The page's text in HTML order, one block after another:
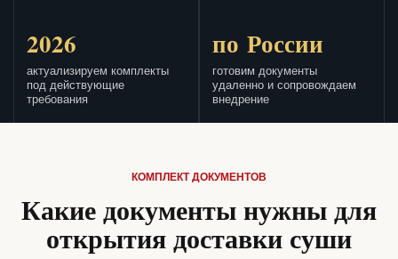
2026
актуализируем комплекты
под действующие
требования
по России
готовим документы
удаленно и сопровождаем
внедрение
КОМПЛЕКТ ДОКУМЕНТОВ
Какие документы нужны для
открытия доставки суши